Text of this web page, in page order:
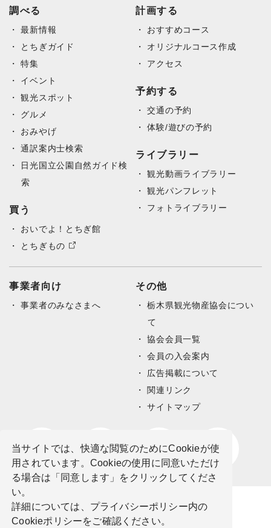
当サイトでは、快適な閲覧のためにCookieが使
用されています。Cookieの使用に同意いただけ
る場合は「同意します」をクリックしてくださ
い。
詳細については、プライバシーポリシー内の
Cookieポリシーをご確認ください。
調べる
最新情報
とちぎガイド
特集
イベント
観光スポット
グルメ
おみやげ
通訳案内士検索
日光国立公園自然ガイド検
索
買う
おいでよ！とちぎ館
とちぎもの
計画する
おすすめコース
オリジナルコース作成
アクセス
予約する
交通の予約
体験/遊びの予約
ライブラリー
観光動画ライブラリー
観光パンフレット
フォトライブラリー
事業者向け
事業者のみなさまへ
その他
栃木県観光物産協会につい
て
協会会員一覧
会員の入会案内
広告掲載について
関連リンク
サイトマップ